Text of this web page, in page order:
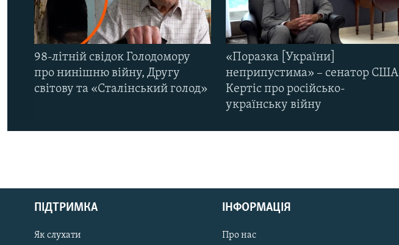
РУС
98-літній свідок Голодомору
про нинішню війну, Другу
світову та «Сталінський голод»
«Поразка [України]
неприпустима» – сенатор США
Кертіс про російсько-
українську війну
ПІДТРИМКА
Як слухати
ІНФОРМАЦІЯ
Про нас